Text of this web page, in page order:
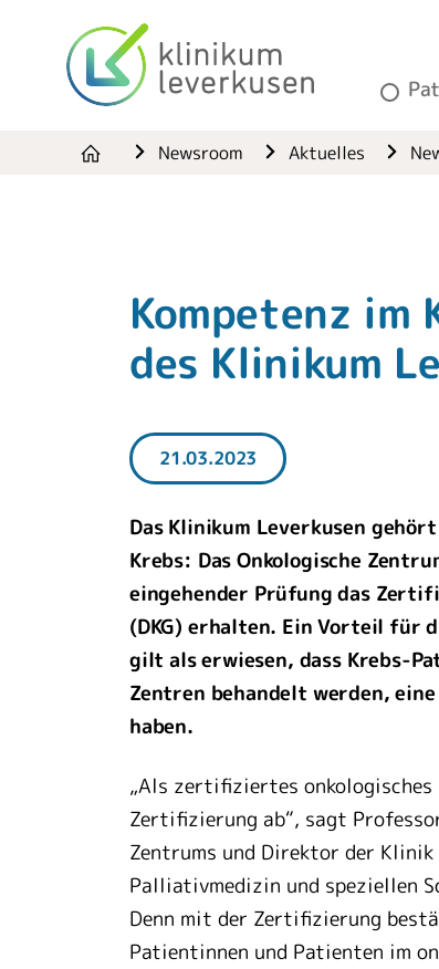
Newsroom Aktuelles
Kompetenz im
des Klinikum
21.03.2023
Das Klinikum Leverkusen
Krebs: Das Onkologische
eingehender Prüfung das
(DKG) erhalten. Ein Vorteil für
gilt als erwiesen, dass Krebs-
Zentren behandelt werden,
haben.
„Als zertifiziertes
Zertifizierung ab“, sagt
Zentrums und Direktor der
Palliativmedizin und speziellen
Denn mit der Zertifizierung
Patientinnen und Patienten im